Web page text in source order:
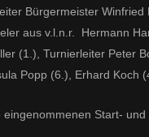
Bürgermeister
aus v.l.n.r. Hermann
(1.), Turnierleiter Peter
Popp (6.), Erhard Koch
eingenommenen Start-